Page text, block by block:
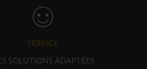
SERVICE
SOLUTIONS ADAPTÉES